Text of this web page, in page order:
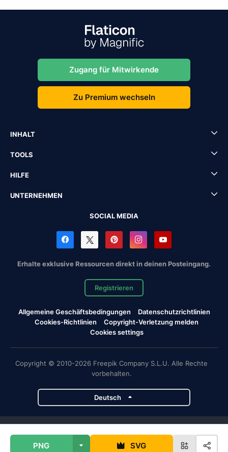
PNG SVG
Zugang für Mitwirkende
Zu Premium wechseln
INHALT
TOOLS
HILFE
UNTERNEHMEN
SOCIAL MEDIA
Erhalte exklusive Ressourcen direkt in deinen Posteingang.
Registrieren
Allgemeine Geschäftsbedingungen
Datenschutzrichtlinien
Cookies-Richtlinien
Copyright-Verletzung melden
Cookies settings
Copyright © 2010-2026 Freepik Company S.L.U. Alle Rechte
vorbehalten.
Deutsch